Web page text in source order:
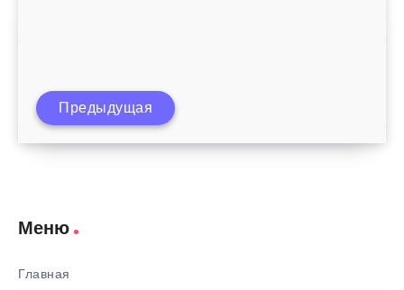
Когда ребенок начинает держать голову
Предыдущая
Меню
Главная